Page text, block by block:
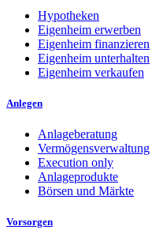
Hypotheken
Eigenheim erwerben
Eigenheim finanzieren
Eigenheim unterhalten
Eigenheim verkaufen
Anlegen
Anlageberatung
Vermögensverwaltung
Execution only
Anlageprodukte
Börsen und Märkte
Vorsorgen